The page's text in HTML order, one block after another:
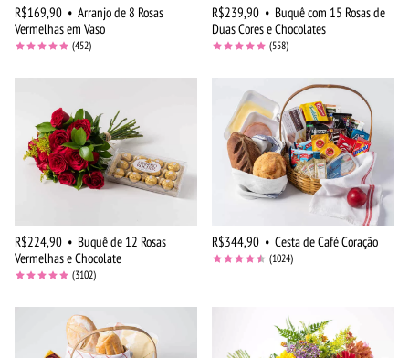
R$169,90 • Arranjo de 8 Rosas
Vermelhas em Vaso
(452)
R$239,90 • Buquê com 15 Rosas de
Duas Cores e Chocolates
(558)
R$224,90 • Buquê de 12 Rosas
Vermelhas e Chocolate
(3102)
R$344,90 • Cesta de Café Coração
(1024)